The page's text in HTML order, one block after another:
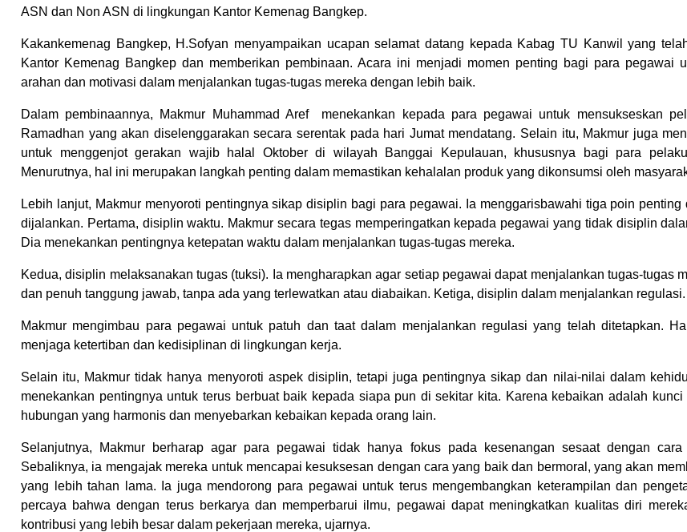
ASN dan Non ASN di lingkungan Kantor Kemenag Bangkep.
Kakankemenag Bangkep, H.Sofyan menyampaikan ucapan selamat datang kepada Kabag TU Kanwil yang
Kantor Kemenag Bangkep dan memberikan pembinaan. Acara ini menjadi momen penting bagi para pegawai
arahan dan motivasi dalam menjalankan tugas-tugas mereka dengan lebih baik.
Dalam pembinaannya, Makmur Muhammad Aref menekankan kepada para pegawai untuk mensukseskan
Ramadhan yang akan diselenggarakan secara serentak pada hari Jumat mendatang. Selain itu, Makmur juga
untuk menggenjot gerakan wajib halal Oktober di wilayah Banggai Kepulauan, khususnya bagi para
Menurutnya, hal ini merupakan langkah penting dalam memastikan kehalalan produk yang dikonsumsi oleh
Lebih lanjut, Makmur menyoroti pentingnya sikap disiplin bagi para pegawai. Ia menggarisbawahi tiga poin
dijalankan. Pertama, disiplin waktu. Makmur secara tegas memperingatkan kepada pegawai yang tidak disiplin
Dia menekankan pentingnya ketepatan waktu dalam menjalankan tugas-tugas mereka.
Kedua, disiplin melaksanakan tugas (tuksi). Ia mengharapkan agar setiap pegawai dapat menjalankan tugas-tugas
dan penuh tanggung jawab, tanpa ada yang terlewatkan atau diabaikan. Ketiga, disiplin dalam menjalankan regulasi.
Makmur mengimbau para pegawai untuk patuh dan taat dalam menjalankan regulasi yang telah ditetapkan.
menjaga ketertiban dan kedisiplinan di lingkungan kerja.
Selain itu, Makmur tidak hanya menyoroti aspek disiplin, tetapi juga pentingnya sikap dan nilai-nilai dalam
menekankan pentingnya untuk terus berbuat baik kepada siapa pun di sekitar kita. Karena kebaikan adalah kunci
hubungan yang harmonis dan menyebarkan kebaikan kepada orang lain.
Selanjutnya, Makmur berharap agar para pegawai tidak hanya fokus pada kesenangan sesaat dengan
Sebaliknya, ia mengajak mereka untuk mencapai kesuksesan dengan cara yang baik dan bermoral, yang akan
yang lebih tahan lama. Ia juga mendorong para pegawai untuk terus mengembangkan keterampilan dan
percaya bahwa dengan terus berkarya dan memperbarui ilmu, pegawai dapat meningkatkan kualitas diri
kontribusi yang lebih besar dalam pekerjaan mereka, ujarnya.